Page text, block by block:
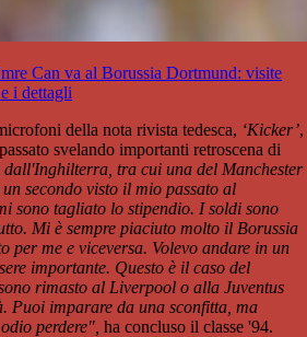
Can va al Borussia Dortmund: visite
i dettagli
della nota rivista tedesca, ‘Kicker’,
svelando importanti retroscena di
dall'Inghilterra, tra cui una del Manchester
secondo visto il mio passato al
sono tagliato lo stipendio. I soldi sono
Mi è sempre piaciuto molto il Borussia
per me e viceversa. Volevo andare in un
importante. Questo è il caso del
rimasto al Liverpool o alla Juventus
Puoi imparare da una sconfitta, ma
perdere", ha concluso il classe '94.